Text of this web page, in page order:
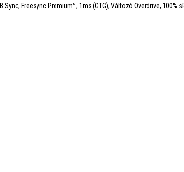
Freesync Premium™, 1ms (GTG), Változó Overdrive, 100%